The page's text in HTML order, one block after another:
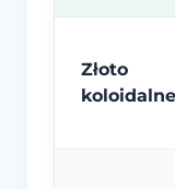
Złoto
koloidalne